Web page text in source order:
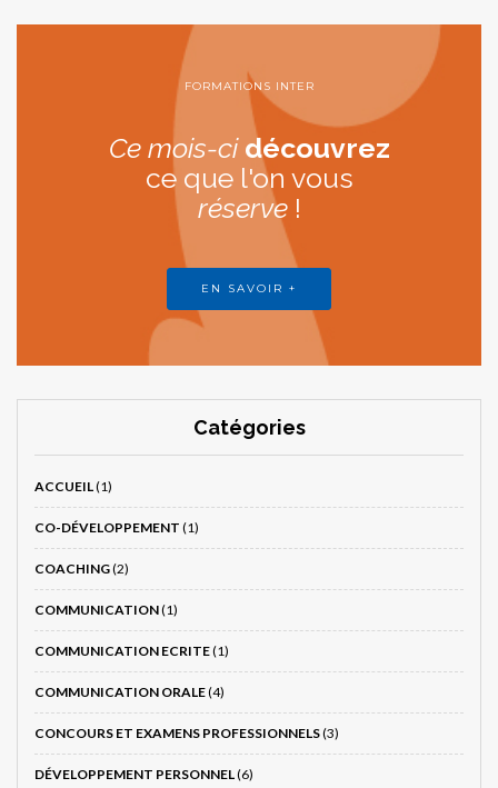
FORMATIONS INTER
Ce mois-ci découvrez
ce que l'on vous
réserve!
EN SAVOIR +
Catégories
ACCUEIL(1)
CO-DÉVELOPPEMENT (1)
COACHING(2)
COMMUNICATION(1)
COMMUNICATION ECRITE(1)
COMMUNICATION ORALE(4)
CONCOURS ET EXAMENS PROFESSIONNELS(3)
DÉVELOPPEMENT PERSONNEL(6)